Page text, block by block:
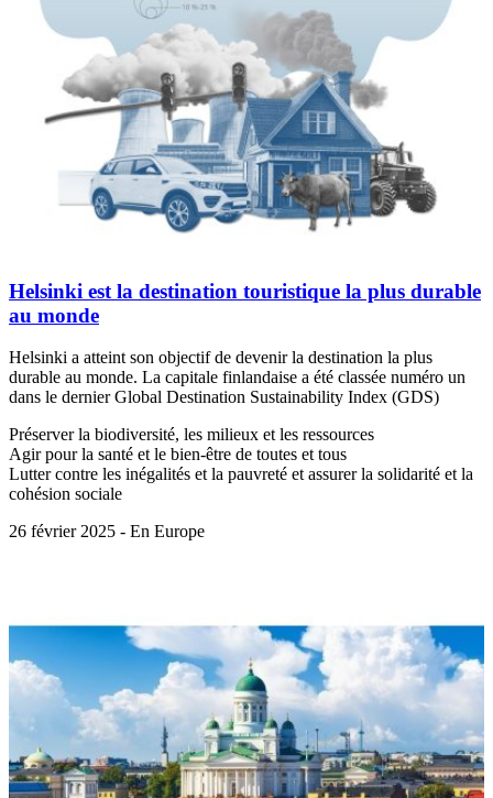
Helsinki est la destination touristique la plus durable
au monde
Helsinki a atteint son objectif de devenir la destination la plus
durable au monde. La capitale finlandaise a été classée numéro un
dans le dernier Global Destination Sustainability Index (GDS)
Préserver la biodiversité, les milieux et les ressources
Agir pour la santé et le bien-être de toutes et tous
Lutter contre les inégalités et la pauvreté et assurer la solidarité et la
cohésion sociale
26 février 2025 - En Europe